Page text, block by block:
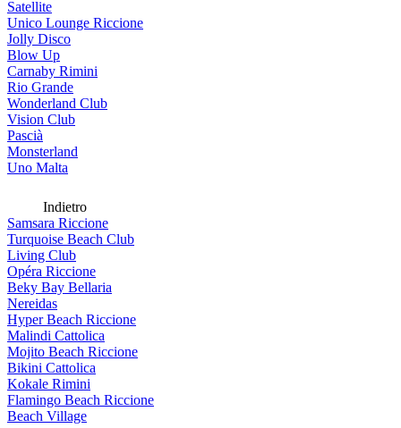
Satellite
Unico Lounge Riccione
Jolly Disco
Blow Up
Carnaby Rimini
Rio Grande
Wonderland Club
Vision Club
Pascià
Monsterland
Uno Malta
Indietro
Samsara Riccione
Turquoise Beach Club
Living Club
Opéra Riccione
Beky Bay Bellaria
Nereidas
Hyper Beach Riccione
Malindi Cattolica
Mojito Beach Riccione
Bikini Cattolica
Kokale Rimini
Flamingo Beach Riccione
Beach Village